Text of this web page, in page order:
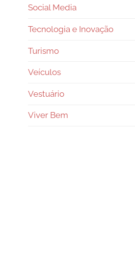
Social Media
Tecnologia e Inovação
Turismo
Veículos
Vestuário
Viver Bem